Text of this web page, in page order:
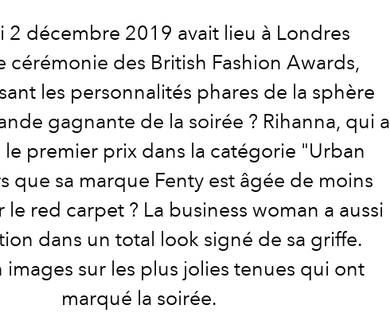
2 décembre 2019 avait lieu à Londres
cérémonie des British Fashion Awards,
les personnalités phares de la sphère
gagnante de la soirée ? Rihanna, qui a
premier prix dans la catégorie "Urban
que sa marque Fenty est âgée de moins
le red carpet ? La business woman a aussi
dans un total look signé de sa griffe.
images sur les plus jolies tenues qui ont
marqué la soirée.